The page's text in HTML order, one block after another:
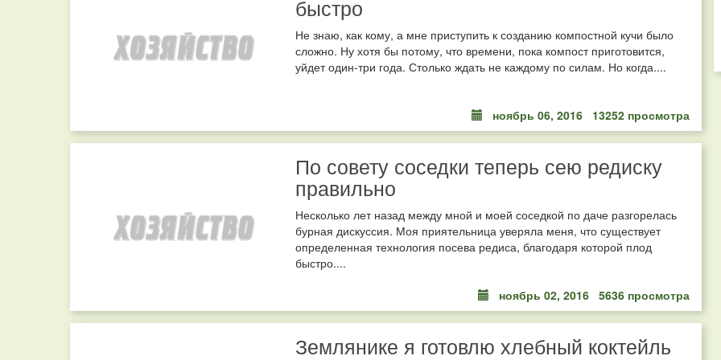
быстро
Не знаю, как кому, а мне приступить к созданию компостной кучи было
сложно. Ну хотя бы потому, что времени, пока компост приготовится,
уйдет один-три года. Столько ждать не каждому по силам. Но когда....
ноябрь 06, 2016 13252 просмотра
По совету соседки теперь сею редиску
правильно
Несколько лет назад между мной и моей соседкой по даче разгорелась
бурная дискуссия. Моя приятельница уверяла меня, что существует
определенная технология посева редиса, благодаря которой плод
быстро....
ноябрь 02, 2016 5636 просмотра
Землянике я готовлю хлебный коктейль